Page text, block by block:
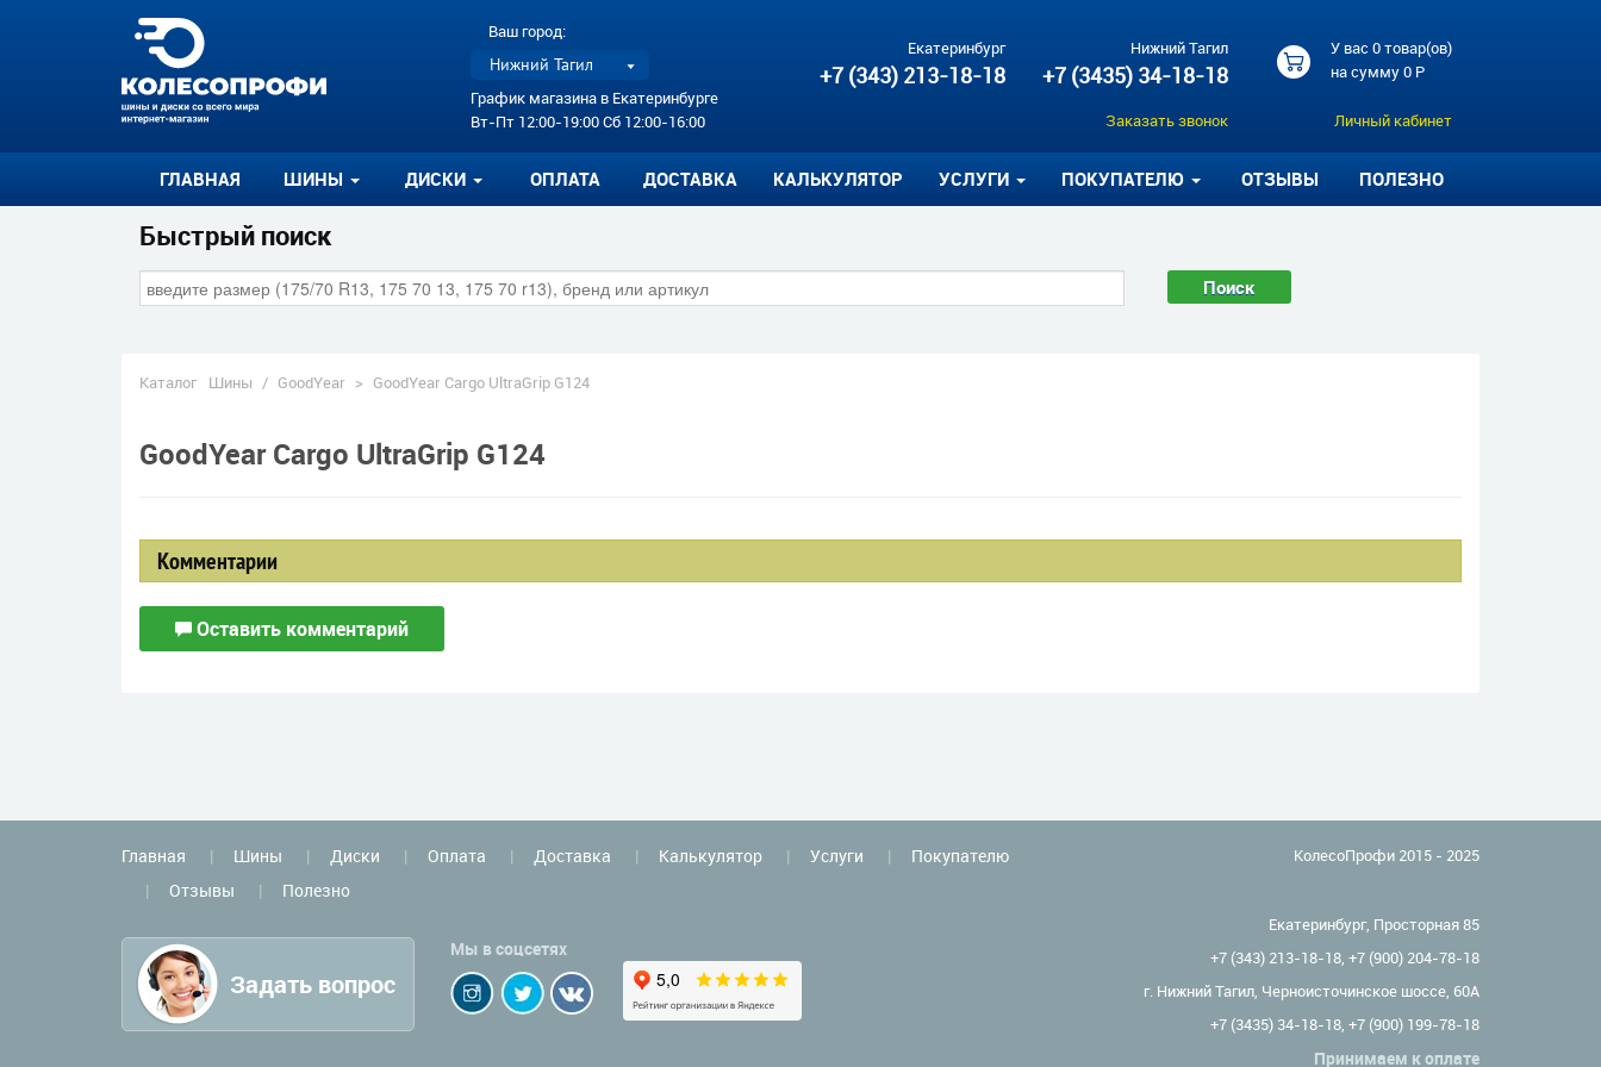
Ваш город:
Нижний Тагил
График магазина в Екатеринбурге
Вт-Пт 12:00-19:00 Сб 12:00-16:00
Екатеринбург
+7 (343) 213-18-18
Нижний Тагил
+7 (3435) 34-18-18
Заказать звонок
У вас 0 товар(ов)
на сумму0 Р
Личный кабинет
ГЛАВНАЯ ШИНЫ ДИСКИ ОПЛАТА ДОСТАВКА КАЛЬКУЛЯТОР УСЛУГИ ПОКУПАТЕЛЮ ОТЗЫВЫ ПОЛЕЗНО
Быстрый поиск
Поиск
Каталог Шины / GoodYear > GoodYear Cargo UltraGrip G124
GoodYear Cargo UltraGrip G124
Комментарии
Оставить комментарий
Главная Шины Диски Оплата Доставка Калькулятор Услуги
Покупателю
Отзывы
Полезно
КолесоПрофи 2015 - 2025
Задать вопрос
Мы в соцсетях
Екатеринбург, Просторная 85
+7 (343) 213-18-18, +7 (900) 204-78-18
г. Нижний Тагил, Черноисточинское шоссе, 60А
+7 (3435) 34-18-18, +7 (900) 199-78-18
Принимаем к оплате